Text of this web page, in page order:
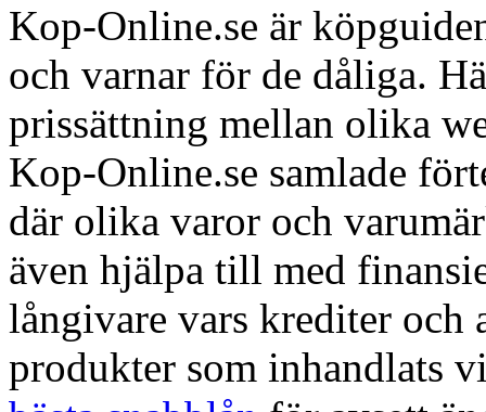
Kop-Online.se är
och varnar för de dåliga.
prissättning mellan olika
Kop-Online.se samlade
där olika varor och
även hjälpa till med
långivare vars krediter och
produkter som inhandlats